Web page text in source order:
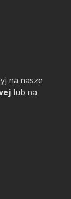
na nasze
lub na